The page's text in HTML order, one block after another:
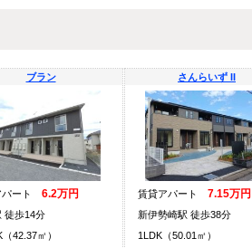
ブラン
パート 6.2万円
徒歩14分
42.37㎡）
さんらいず II
賃貸アパート 7.15万円
新伊勢崎駅 徒歩38分
1LDK（50.01㎡）